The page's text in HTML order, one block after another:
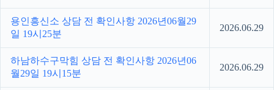
용인흥신소 상담 전 확인사항 2026년06월29
일 19시25분
2026.06.29
하남하수구막힘 상담 전 확인사항 2026년06
월29일 19시15분
2026.06.29